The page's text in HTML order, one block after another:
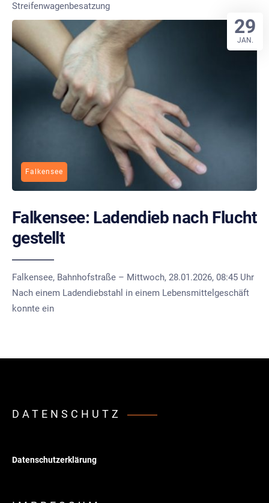
Streifenwagenbesatzung
Falkensee
Falkensee: Ladendieb nach Flucht
gestellt
Falkensee, Bahnhofstraße – Mittwoch, 28.01.2026, 08:45 Uhr
Nach einem Ladendiebstahl in einem Lebensmittelgeschäft
konnte ein
29
JAN.
DATENSCHUTZ
Datenschutzerklärung